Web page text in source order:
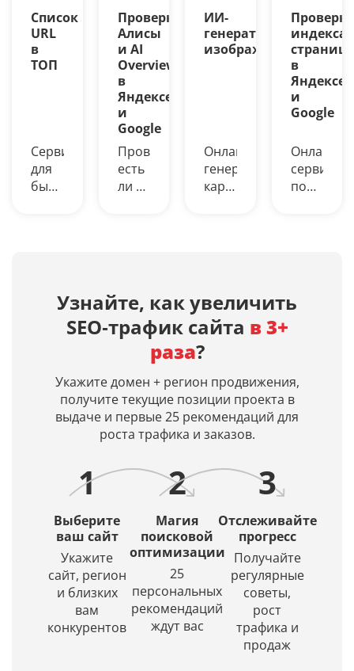
Список
URL
в
ТОП
Сервис
для
быстрой
заданным
поисковым
Яндекс
Google.
Получение
выбором
региона
заданной
глубине
проверки
Проверка
Алисы
и AI
Overview
в
Яндексе
и
Google
Проверьте,
есть
ли в
ИИ‑ответы
по
вашим
запросам
и
входит
ли
ваш
в их
источники.
ИИ-
генератор
изображений
Онлайн-
генерация
картинок
Midjourney,
Dall-
E 3,
AI.
Просто
введите
описание
искусственный
интеллект
создаст
красивое
и
уникальное
изображение.
Проверка
страниц
в
Яндексе
и
Google
Онлайн-
сервис
поможет
дату
дату
кэша
страницы
Узнайте, как увеличить
SEO‑трафик сайта в 3+
раза?
Укажите домен + регион продвижения,
получите текущие позиции проекта в
выдаче и первые 25 рекомендаций для
роста трафика и заказов.
1
Выберите
ваш сайт
Укажите
сайт, регион
и близких
вам
конкурентов
2
Магия
поисковой
оптимизации
25
персональных
рекомендаций
ждут вас
3
Отслеживайте
прогресс
Получайте
регулярные
советы,
рост
трафика и
продаж